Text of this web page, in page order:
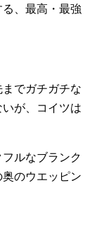
る、最高・最強
までガチガチな
が、コイツは
ルなブランク
のウエッピン